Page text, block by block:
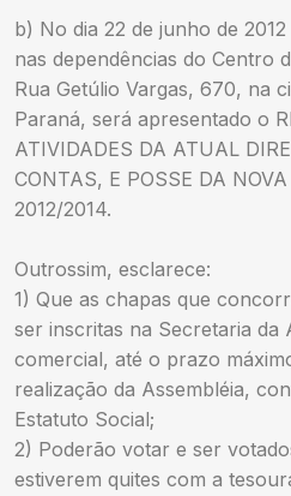
b) No dia 22 de junho de
nas dependências do Centro
Rua Getúlio Vargas, 670, na
Paraná, será apresentado o
ATIVIDADES DA ATUAL
CONTAS, E POSSE DA
2012/2014.
Outrossim, esclarece:
1) Que as chapas que
ser inscritas na Secretaria da
comercial, até o prazo
realização da Assembléia,
Estatuto Social;
2) Poderão votar e ser
estiverem quites com a